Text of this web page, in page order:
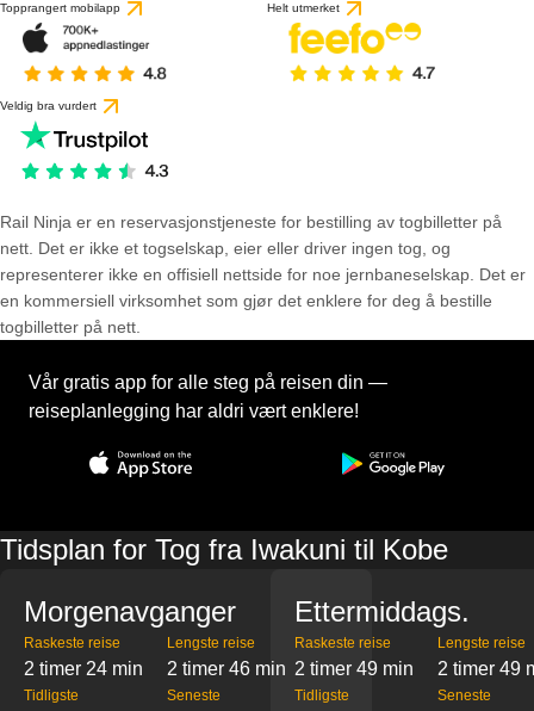
Topprangert mobilapp Helt utmerket
Veldig bra vurdert
Rail Ninja er en reservasjons­tjeneste for bestilling av togbilletter på
nett. Det er ikke et togselskap, eier eller driver ingen tog, og
representerer ikke en offisiell nettside for noe jernbaneselskap. Det er
en kommersiell virksomhet som gjør det enklere for deg å bestille
togbilletter på nett.
Vår gratis app for alle steg på reisen din —
reiseplanlegging har aldri vært enklere!
Tidsplan for Tog fra Iwakuni til Kobe
Morgenavganger
Raskeste reise
2 timer 24 min
Lengste reise
2 timer 46 min
Tidligste Seneste
Ettermiddags.
Raskeste reise
2 timer 49 min
Lengste reise
2 timer 49
Tidligste Seneste